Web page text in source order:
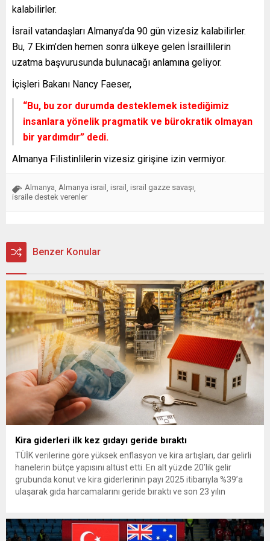
kalabilirler.
İsrail vatandaşları Almanya’da 90 gün vizesiz kalabilirler.
Bu, 7 Ekim’den hemen sonra ülkeye gelen İsraillilerin
uzatma başvurusunda bulunacağı anlamına geliyor.
İçişleri Bakanı Nancy Faeser,
“Bu, bu zor durumda desteklemek istediğimiz
insanlara yönelik pragmatik ve bürokratik olmayan
bir yardımdır” dedi.
Almanya Filistinlilerin vizesiz girişine izin vermiyor.
Almanya Almanya israil israil israil gazze savaşı
israile destek verenler
Benzer Konular
Kira giderleri ilk kez gıdayı geride bıraktı
TÜİK verilerine göre yüksek enflasyon ve kira artışları, dar gelirli
hanelerin bütçe yapısını altüst etti. En alt yüzde 20’lik gelir
grubunda konut ve kira giderlerinin payı 2025 itibarıyla %39’a
ulaşarak gıda harcamalarını geride bıraktı ve son 23 yılın